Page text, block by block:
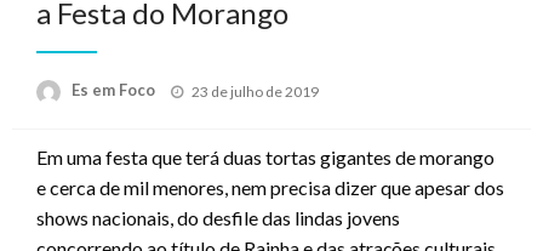
a Festa do Morango
Es em Foco
Posted
23 de julho de 2019
Em uma festa que terá duas tortas gigantes de morango
e cerca de mil menores, nem precisa dizer que apesar dos
shows nacionais, do desfile das lindas jovens